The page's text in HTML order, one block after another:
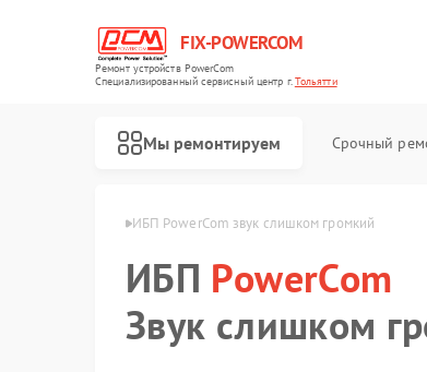
FIX-POWERCOM
Ремонт устройств PowerCom
Специализированный cервисный центр г.Тольятти
Мы ремонтируем Срочный
ИБП PowerCom звук слишком громкий
ИБП PowerCom
Звук слишком